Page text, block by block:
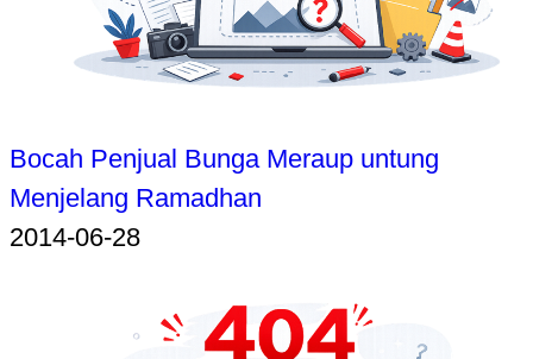
Bocah Penjual Bunga Meraup untung
Menjelang Ramadhan
2014-06-28